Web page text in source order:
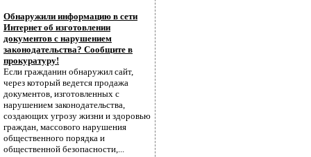
Обнаружили информацию в сети
Интернет об изготовлении
документов с нарушением
законодательства? Сообщите в
прокуратуру!
Если гражданин обнаружил сайт,
через который ведется продажа
документов, изготовленных с
нарушением законодательства,
создающих угрозу жизни и здоровью
граждан, массового нарушения
общественного порядка и
общественной безопасности,...